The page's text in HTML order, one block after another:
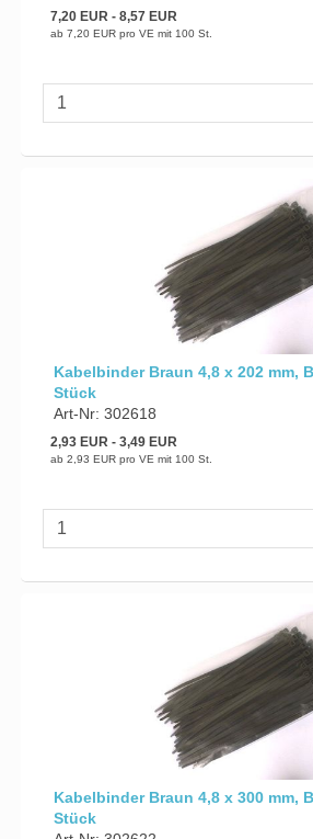
7,20 EUR- 8,57 EUR
ab 7,20 EUR pro VE mit 100 St.
Kabelbinder Braun 4,8 x 202 mm,
Stück
Art-Nr: 302618
2,93 EUR- 3,49 EUR
ab 2,93 EUR pro VE mit 100 St.
Kabelbinder Braun 4,8 x 300 mm,
Stück